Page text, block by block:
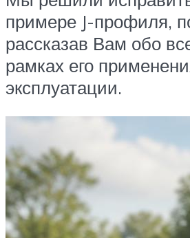
примере J-профиля,
рассказав Вам обо
рамках его
эксплуатации.